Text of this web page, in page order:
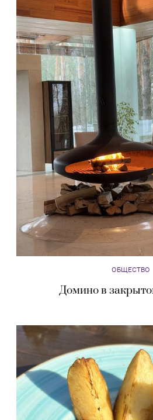
ОБЩЕСТВО
Домино в